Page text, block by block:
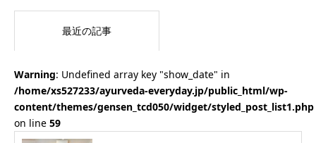
最近の記事
Warning: Undefined array key "show_date" in
/home/xs527233/ayurveda-everyday.jp/public_html/wp-
content/themes/gensen_tcd050/widget/styled_post_list1.php
on line 59